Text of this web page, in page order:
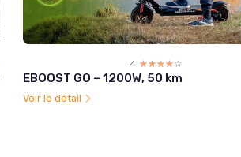
4 ☆☆☆☆☆
★★★★★
EBOOST GO – 1200W, 50 km
Voir le détail